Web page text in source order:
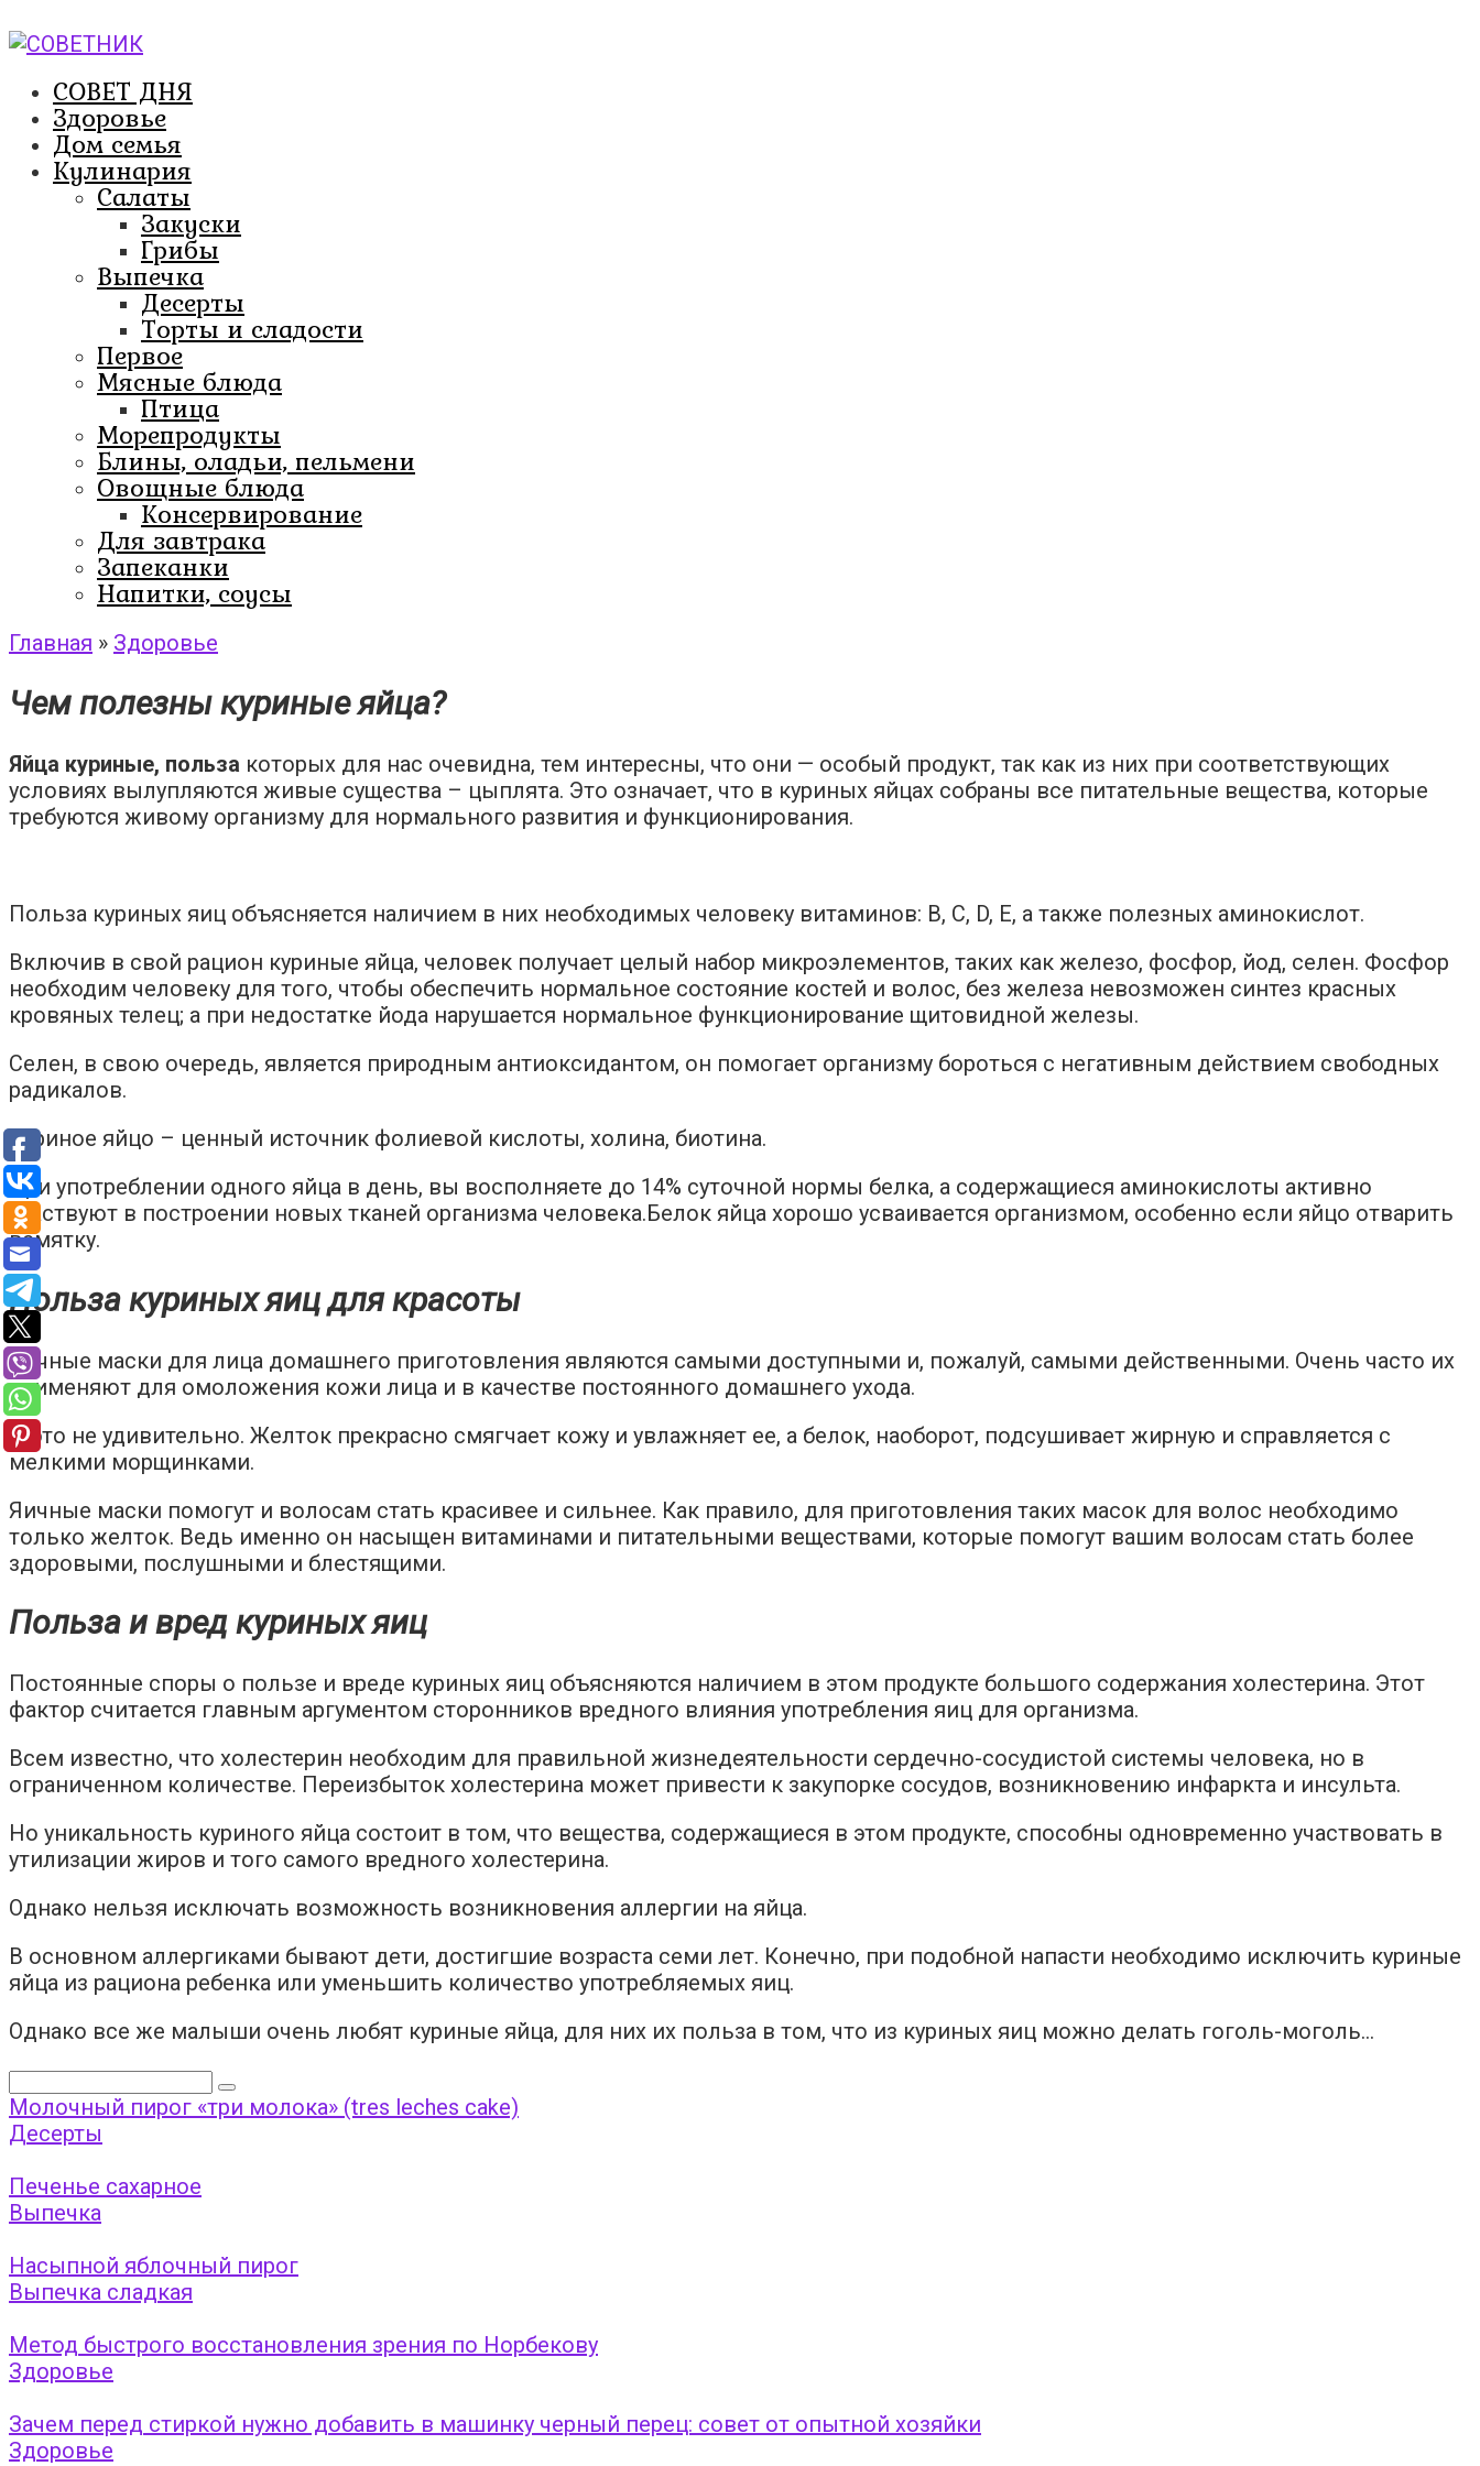
к
СОВЕТ ДНЯ
Здоровье
Дом семья
Кулинария
Салаты
Закуски
Грибы
Выпечка
Десерты
Торты и сладости
Первое
Мясные блюда
Птица
Морепродукты
Блины, оладьи, пельмени
Овощные блюда
Консервирование
Для завтрака
Запеканки
Напитки, соусы
Главная » Здоровье
Чем полезны куриные яйца?
Яйца куриные, польза которых для нас очевидна, тем интересны, что они — особый продукт, так как из них при соответствующих
условиях вылупляются живые существа – цыплята. Это означает, что в куриных яйцах собраны все питательные вещества, которые
требуются живому организму для нормального развития и функционирования.
Польза куриных яиц объясняется наличием в них необходимых человеку витаминов: В, С, D, Е, а также полезных аминокислот.
Включив в свой рацион куриные яйца, человек получает целый набор микроэлементов, таких как железо, фосфор, йод, селен. Фосфор
необходим человеку для того, чтобы обеспечить нормальное состояние костей и волос, без железа невозможен синтез красных
кровяных телец; а при недостатке йода нарушается нормальное функционирование щитовидной железы.
Селен, в свою очередь, является природным антиоксидантом, он помогает организму бороться с негативным действием свободных
радикалов.
Куриное яйцо – ценный источник фолиевой кислоты, холина, биотина.
При употреблении одного яйца в день, вы восполняете до 14% суточной нормы белка, а содержащиеся аминокислоты активно
участвуют в построении новых тканей организма человека.Белок яйца хорошо усваивается организмом, особенно если яйцо отварить
всмятку.
Польза куриных яиц для красоты
Яичные маски для лица домашнего приготовления являются самыми доступными и, пожалуй, самыми действенными. Очень часто их
применяют для омоложения кожи лица и в качестве постоянного домашнего ухода.
И это не удивительно. Желток прекрасно смягчает кожу и увлажняет ее, а белок, наоборот, подсушивает жирную и справляется с
мелкими морщинками.
Яичные маски помогут и волосам стать красивее и сильнее. Как правило, для приготовления таких масок для волос необходимо
только желток. Ведь именно он насыщен витаминами и питательными веществами, которые помогут вашим волосам стать более
здоровыми, послушными и блестящими.
Польза и вред куриных яиц
Постоянные споры о пользе и вреде куриных яиц объясняются наличием в этом продукте большого содержания холестерина. Этот
фактор считается главным аргументом сторонников вредного влияния употребления яиц для организма.
Всем известно, что холестерин необходим для правильной жизнедеятельности сердечно-сосудистой системы человека, но в
ограниченном количестве. Переизбыток холестерина может привести к закупорке сосудов, возникновению инфаркта и инсульта.
Но уникальность куриного яйца состоит в том, что вещества, содержащиеся в этом продукте, способны одновременно участвовать в
утилизации жиров и того самого вредного холестерина.
Однако нельзя исключать возможность возникновения аллергии на яйца.
В основном аллергиками бывают дети, достигшие возраста семи лет. Конечно, при подобной напасти необходимо исключить куриные
яйца из рациона ребенка или уменьшить количество употребляемых яиц.
Однако все же малыши очень любят куриные яйца, для них их польза в том, что из куриных яиц можно делать гоголь-моголь…
Поиск:
Молочный пирог «три молока» (tres leches cake)
Десерты
Печенье сахарное
Выпечка
Насыпной яблочный пирог
Выпечка сладкая
Метод быстрого восстановления зрения по Норбекову
Здоровье
Зачем перед стиркой нужно добавить в машинку черный перец: совет от опытной хозяйки
Здоровье